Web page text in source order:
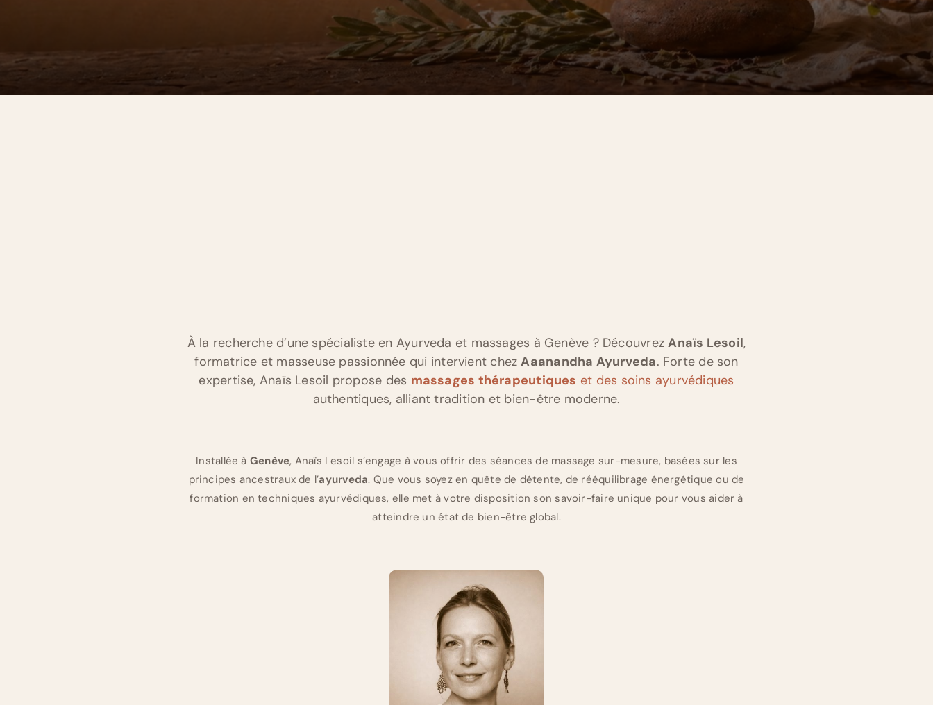
À la recherche d’une spécialiste en Ayurveda et massages à Genève ? DécouvrezAnaïs Lesoil,
formatrice et masseuse passionnée qui intervient chezAaanandha Ayurveda. Forte de son
expertise, Anaïs Lesoil propose des massages thérapeutiques et des soins ayurvédiques
authentiques, alliant tradition et bien-être moderne.
Installée à Genève, Anaïs Lesoil s’engage à vous offrir des séances de massage sur-mesure, basées sur les
principes ancestraux de l’ayurveda. Que vous soyez en quête de détente, de rééquilibrage énergétique ou de
formation en techniques ayurvédiques, elle met à votre disposition son savoir-faire unique pour vous aider à
atteindre un état de bien-être global.